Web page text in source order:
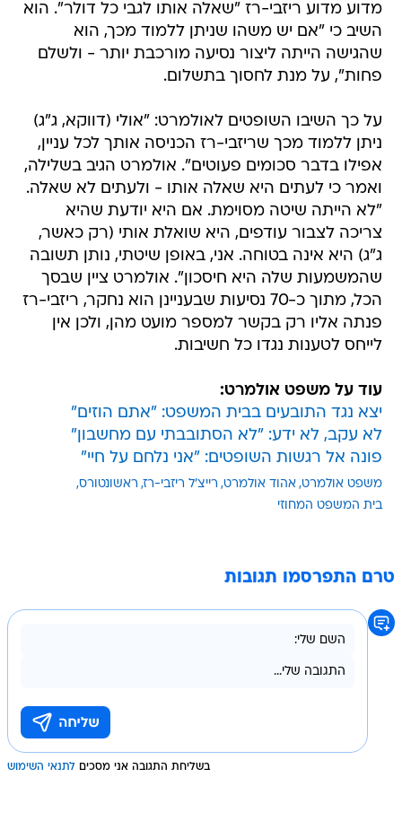
מדוע מדוע ריזבי-רז "שאלה אותו לגבי כל דולר". הוא
השיב כי "אם יש משהו שניתן ללמוד מכך, הוא
שהגישה הייתה ליצור נסיעה מורכבת יותר - ולשלם
פחות", על מנת לחסוך בתשלום.
על כך השיבו השופטים לאולמרט: "אולי (דווקא, ג"ג)
ניתן ללמוד מכך שריזבי-רז הכניסה אותך לכל עניין,
אפילו בדבר סכומים פעוטים". אולמרט הגיב בשלילה,
ואמר כי לעתים היא שאלה אותו - ולעתים לא שאלה.
"לא הייתה שיטה מסוימת. אם היא יודעת שהיא
צריכה לצבור עודפים, היא שואלת אותי (רק כאשר,
ג"ג) היא אינה בטוחה. אני, באופן שיטתי, נותן תשובה
שהמשמעות שלה היא חיסכון". אולמרט ציין שבסך
הכל, מתוך כ-70 נסיעות שבעניינן הוא נחקר, ריזבי-רז
פנתה אליו רק בקשר למספר מועט מהן, ולכן אין
לייחס לטענות נגדו כל חשיבות.
עוד על משפט אולמרט:
יצא נגד התובעים בבית המשפט: "אתם הוזים"
לא עקב, לא ידע: "לא הסתובבתי עם מחשבון"
פונה אל רגשות השופטים: "אני נלחם על חיי"
משפט אולמרט אהוד אולמרט רייצ'ל ריזבי-רז ראשונטורס
בית המשפט המחוזי
טרם התפרסמו תגובות
בשליחת התגובה אני מסכים לתנאי השימוש